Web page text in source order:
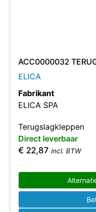
ACC0000032
ELICA
Fabrikant
ELICA SPA
Terugslagkleppen
Direct leverbaar
€ 22,87 incl. BTW